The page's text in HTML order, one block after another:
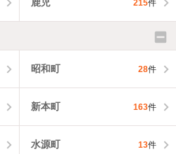
215件
昭和町 28件
新本町 163件
水源町 13件